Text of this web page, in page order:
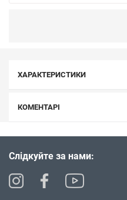
ХАРАКТЕРИСТИКИ
КОМЕНТАРІ
Слідкуйте за нами: